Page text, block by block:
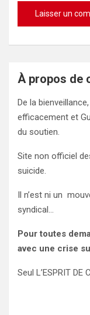
À propos de
De la
efficacement et
du soutien.
Site non officiel
suicide.
Il n’est ni un
syndical…
Pour toutes
avec une crise
Seul L’ESPRIT